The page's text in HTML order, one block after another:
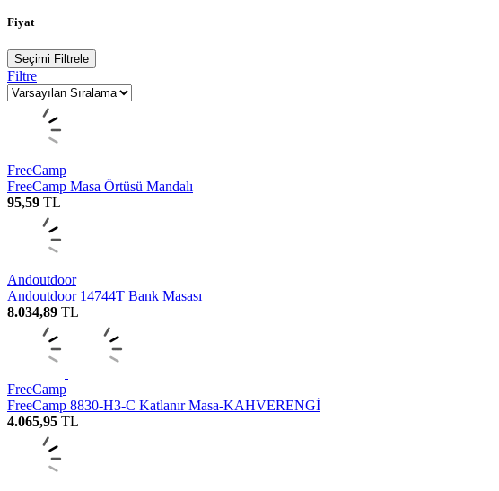
Fiyat
Seçimi Filtrele
Filtre
FreeCamp
FreeCamp Masa Örtüsü Mandalı
95,59 TL
Andoutdoor
Andoutdoor 14744T Bank Masası
8.034,89 TL
FreeCamp
FreeCamp 8830-H3-C Katlanır Masa-KAHVERENGİ
4.065,95 TL